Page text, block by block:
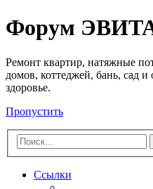
Регистрация
Форум
Ремонт квартир, натяжные
домов, коттеджей, бань, сад
здоровье.
Пропустить
Ссылки